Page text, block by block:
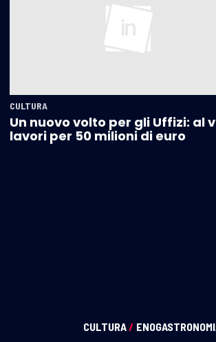
CULTURA
Un nuovo volto per gli Uffizi: al
lavori per 50 milioni di euro
CULTURA/